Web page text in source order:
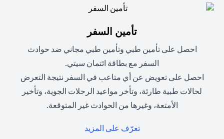
تأمين السفر
احصل على تأمين طبي وتأمين طبي مجاني ضد حوادث
السفر مع بطاقة ائتمان سيتي.
احصل على تعويض عن أي متاعب في السفر نتيجة التعرض
لحالات طبية طارئة، وتأخر مواعيد الرحلات الجوية، وتأخير
الأمتعة، وغيرها من الحوادث غير المتوقعة.
تعرّف على المزيد